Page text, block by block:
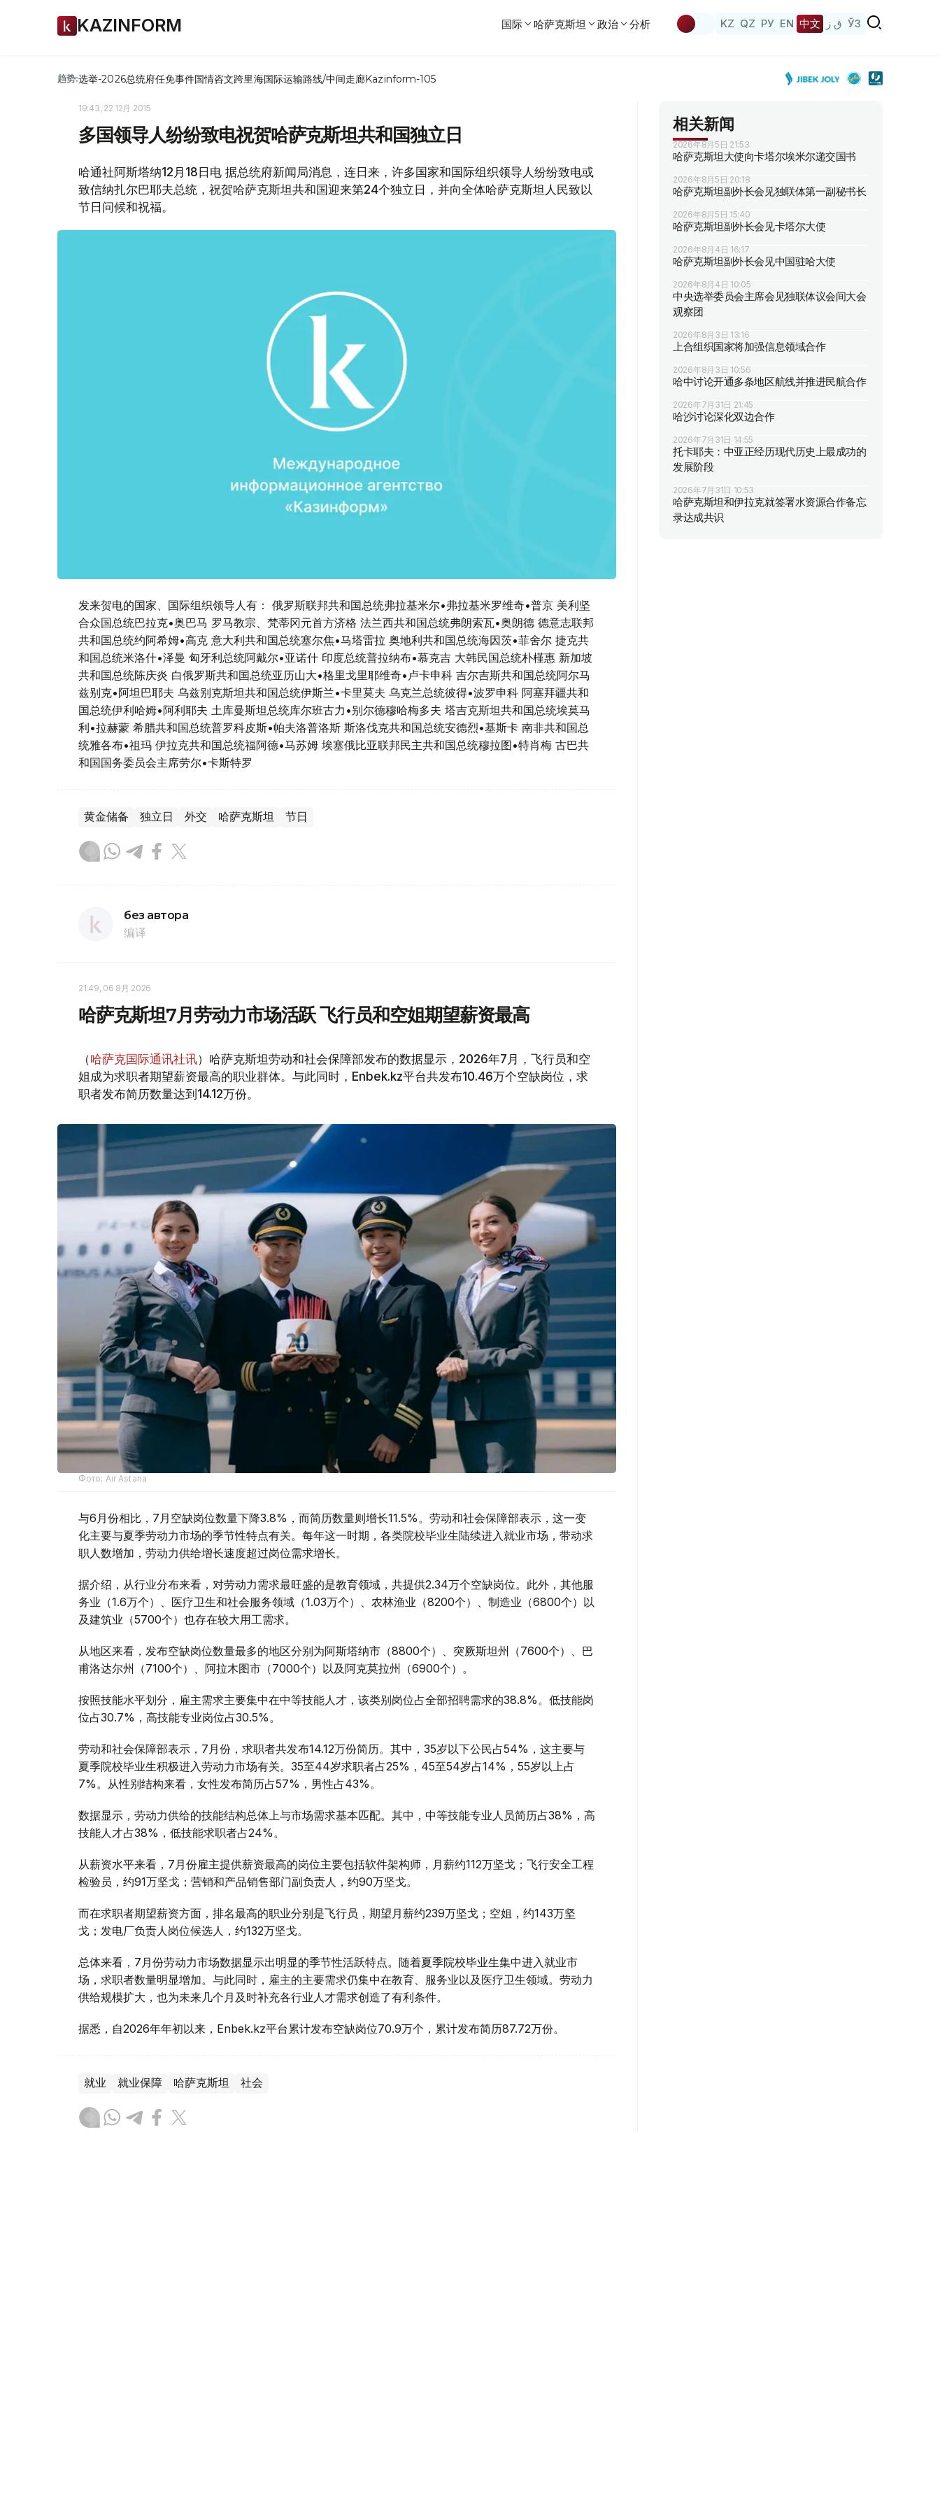
KAZINFORM 国际 哈萨克斯坦 政治 分析 KZ QZ РУ EN 中文 ق ز ЎЗ
趋势:选举-2026总统府任免事件国情咨文跨里海国际运输路线/中间走廊Kazinform-105
19:43, 22 12月 2015
多国领导人纷纷致电祝贺哈萨克斯坦共和国独立日
哈通社阿斯塔纳12月18日电 据总统府新闻局消息，连日来，许多国家和国际组织领导人纷纷致电或
致信纳扎尔巴耶夫总统，祝贺哈萨克斯坦共和国迎来第24个独立日，并向全体哈萨克斯坦人民致以
节日问候和祝福。
发来贺电的国家、国际组织领导人有： 俄罗斯联邦共和国总统弗拉基米尔•弗拉基米罗维奇•普京 美利坚
合众国总统巴拉克•奥巴马 罗马教宗、梵蒂冈元首方济格 法兰西共和国总统弗朗索瓦•奥朗德 德意志联邦
共和国总统约阿希姆•高克 意大利共和国总统塞尔焦•马塔雷拉 奥地利共和国总统海因茨•菲舍尔 捷克共
和国总统米洛什•泽曼 匈牙利总统阿戴尔•亚诺什 印度总统普拉纳布•慕克吉 大韩民国总统朴槿惠 新加坡
共和国总统陈庆炎 白俄罗斯共和国总统亚历山大•格里戈里耶维奇•卢卡申科 吉尔吉斯共和国总统阿尔马
兹别克•阿坦巴耶夫 乌兹别克斯坦共和国总统伊斯兰•卡里莫夫 乌克兰总统彼得•波罗申科 阿塞拜疆共和
国总统伊利哈姆•阿利耶夫 土库曼斯坦总统库尔班古力•别尔德穆哈梅多夫 塔吉克斯坦共和国总统埃莫马
利•拉赫蒙 希腊共和国总统普罗科皮斯•帕夫洛普洛斯 斯洛伐克共和国总统安德烈•基斯卡 南非共和国总
统雅各布•祖玛 伊拉克共和国总统福阿德•马苏姆 埃塞俄比亚联邦民主共和国总统穆拉图•特肖梅 古巴共
和国国务委员会主席劳尔•卡斯特罗
黄金储备 独立日 外交 哈萨克斯坦 节日
без автора
编译
21:49, 06 8月 2026
哈萨克斯坦7月劳动力市场活跃 飞行员和空姐期望薪资最高
（哈萨克国际通讯社讯）哈萨克斯坦劳动和社会保障部发布的数据显示，2026年7月，飞行员和空
姐成为求职者期望薪资最高的职业群体。与此同时，Enbek.kz平台共发布10.46万个空缺岗位，求
职者发布简历数量达到14.12万份。
Фото: Air Astana
与6月份相比，7月空缺岗位数量下降3.8%，而简历数量则增长11.5%。劳动和社会保障部表示，这一变
化主要与夏季劳动力市场的季节性特点有关。每年这一时期，各类院校毕业生陆续进入就业市场，带动求
职人数增加，劳动力供给增长速度超过岗位需求增长。
据介绍，从行业分布来看，对劳动力需求最旺盛的是教育领域，共提供2.34万个空缺岗位。此外，其他服
务业（1.6万个）、医疗卫生和社会服务领域（1.03万个）、农林渔业（8200个）、制造业（6800个）以
及建筑业（5700个）也存在较大用工需求。
从地区来看，发布空缺岗位数量最多的地区分别为阿斯塔纳市（8800个）、突厥斯坦州（7600个）、巴
甫洛达尔州（7100个）、阿拉木图市（7000个）以及阿克莫拉州（6900个）。
按照技能水平划分，雇主需求主要集中在中等技能人才，该类别岗位占全部招聘需求的38.8%。低技能岗
位占30.7%，高技能专业岗位占30.5%。
劳动和社会保障部表示，7月份，求职者共发布14.12万份简历。其中，35岁以下公民占54%，这主要与
夏季院校毕业生积极进入劳动力市场有关。35至44岁求职者占25%，45至54岁占14%，55岁以上占
7%。从性别结构来看，女性发布简历占57%，男性占43%。
数据显示，劳动力供给的技能结构总体上与市场需求基本匹配。其中，中等技能专业人员简历占38%，高
技能人才占38%，低技能求职者占24%。
从薪资水平来看，7月份雇主提供薪资最高的岗位主要包括软件架构师，月薪约112万坚戈；飞行安全工程
检验员，约91万坚戈；营销和产品销售部门副负责人，约90万坚戈。
而在求职者期望薪资方面，排名最高的职业分别是飞行员，期望月薪约239万坚戈；空姐，约143万坚
戈；发电厂负责人岗位候选人，约132万坚戈。
总体来看，7月份劳动力市场数据显示出明显的季节性活跃特点。随着夏季院校毕业生集中进入就业市
场，求职者数量明显增加。与此同时，雇主的主要需求仍集中在教育、服务业以及医疗卫生领域。劳动力
供给规模扩大，也为未来几个月及时补充各行业人才需求创造了有利条件。
据悉，自2026年年初以来，Enbek.kz平台累计发布空缺岗位70.9万个，累计发布简历87.72万份。
就业 就业保障 哈萨克斯坦 社会
相关新闻
2026年8月5日 21:53
哈萨克斯坦大使向卡塔尔埃米尔递交国书
2026年8月5日 20:18
哈萨克斯坦副外长会见独联体第一副秘书长
2026年8月5日 15:40
哈萨克斯坦副外长会见卡塔尔大使
2026年8月4日 16:17
哈萨克斯坦副外长会见中国驻哈大使
2026年8月4日 10:05
中央选举委员会主席会见独联体议会间大会
观察团
2026年8月3日 13:16
上合组织国家将加强信息领域合作
2026年8月3日 10:56
哈中讨论开通多条地区航线并推进民航合作
2026年7月31日 21:45
哈沙讨论深化双边合作
2026年7月31日 14:55
托卡耶夫：中亚正经历现代历史上最成功的
发展阶段
2026年7月31日 10:53
哈萨克斯坦和伊拉克就签署水资源合作备忘
录达成共识